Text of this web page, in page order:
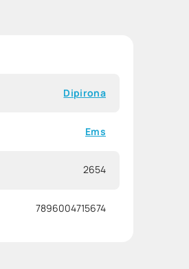
Dipirona
Ems
2654
7896004715674